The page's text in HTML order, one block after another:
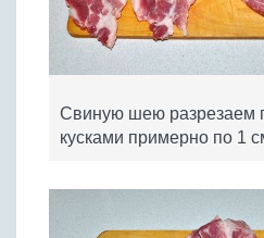
Свиную шею разрезаем
кусками примерно по 1